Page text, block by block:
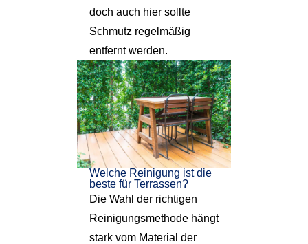
doch auch hier sollte
Schmutz regelmäßig
entfernt werden.
Welche Reinigung ist die
beste für Terrassen?
Die Wahl der richtigen
Reinigungsmethode hängt
stark vom Material der